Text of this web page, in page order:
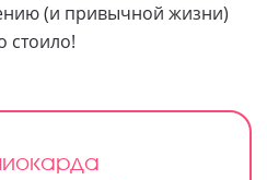
(и привычной жизни)
стоило!